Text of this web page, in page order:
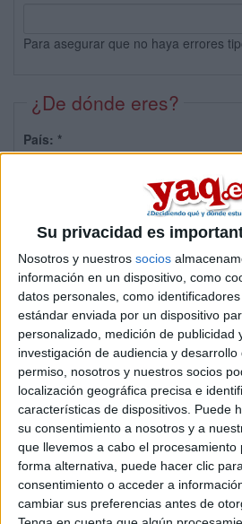
Su privacidad es
Nosotros y nuestros socios
información en un dispositivo, como
datos personales, como
estándar enviada por un dispositivo
personalizado, medición de publicidad
investigación de audiencia y desarrollo
permiso, nosotros y nuestros socios
localización geográfica precisa e
características de dispositivos. Puede
su consentimiento a nosotros y a
que llevemos a cabo el
forma alternativa, puede hacer clic
consentimiento o acceder a
cambiar sus preferencias antes de
Para asegurar que no haya errores
¿De dónde eres?
País: *
Sobre ti
Soy:*
Chico
Chica
¿En qué año terminas (o
Soy estudiante de:*